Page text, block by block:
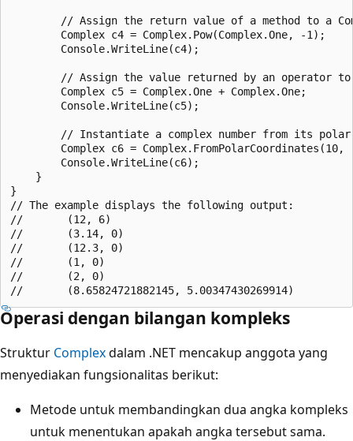
// Assign the return value of a method to a
        Complex c4 = Complex.Pow(Complex.One, -1);
        Console.WriteLine(c4);
// Assign the value returned by an operator
        Complex c5 = Complex.One + Complex.One;
        Console.WriteLine(c5);
// Instantiate a complex number from its
Complex c6 = Complex.FromPolarCoordinates(10,
        Console.WriteLine(c6);
    }
}
// The example displays the following output:
//       (12, 6)
//       (3.14, 0)
//       (12.3, 0)
//       (1, 0)
//       (2, 0)
Operasi dengan bilangan kompleks
Struktur Complexdalam .NET mencakup anggota yang
menyediakan fungsionalitas berikut:
Metode untuk membandingkan dua angka kompleks
untuk menentukan apakah angka tersebut sama.